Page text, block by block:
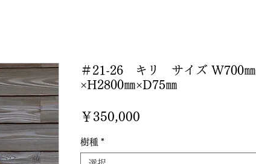
＃21-26 キリ サイズ W700㎜
×H2800㎜×D75㎜
￥350,000価
樹種 *